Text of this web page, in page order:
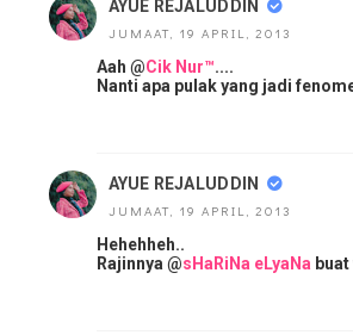
AYUE REJALUDDIN
JUMAAT, 19 APRIL, 2013
Aah @Cik Nur™....
Nanti apa pulak yang jadi
AYUE REJALUDDIN
JUMAAT, 19 APRIL, 2013
Hehehheh..
Rajinnya @sHaRiNa eLyaNa